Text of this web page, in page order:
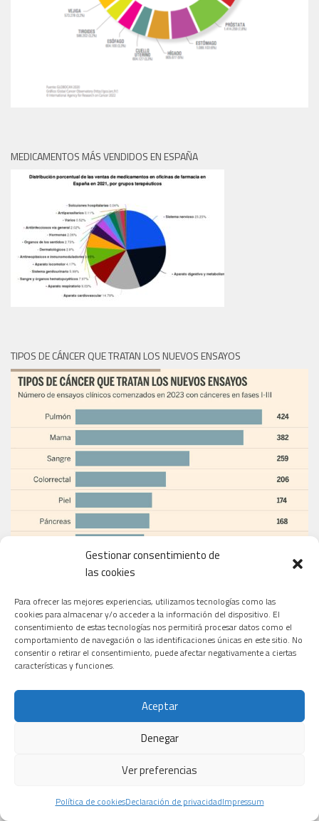
Gestionar consentimiento de
las cookies
Para ofrecer las mejores experiencias, utilizamos tecnologías como las
cookies para almacenar y/o acceder a la información del dispositivo. El
consentimiento de estas tecnologías nos permitirá procesar datos como el
comportamiento de navegación o las identificaciones únicas en este sitio. No
consentir o retirar el consentimiento, puede afectar negativamente a ciertas
características y funciones.
Aceptar
Denegar
Ver preferencias
Política de cookiesDeclaración de privacidadImpressum
MEDICAMENTOS MÁS VENDIDOS EN ESPAÑA
TIPOS DE CÁNCER QUE TRATAN LOS NUEVOS ENSAYOS